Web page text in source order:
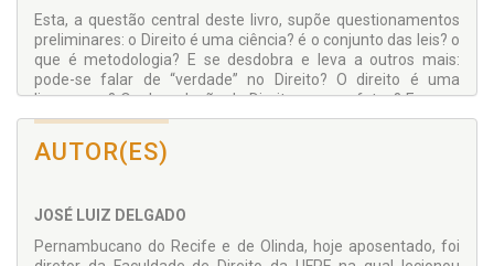
Esta, a questão central deste livro, supõe questionamentos
preliminares: o Direito é uma ciência? é o conjunto das leis? o
que é metodologia? E se desdobra e leva a outros mais:
pode-se falar de “verdade” no Direito? O direito é uma
linguagem? Qual a relação do Direito com os fatos? Em que
sentido pode-se falar de “pesquisa” no Direito? Como é a
produção jurídica? Tem cabimento falar de “operadores do
Direito”? O que é verdadeiramente um jurista?
AUTOR(ES)
JOSÉ LUIZ DELGADO
Pernambucano do Recife e de Olinda, hoje aposentado, foi